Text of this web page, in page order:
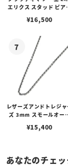
エリクス スタッド ピア
¥16,500
レザーズアンドトレジャ
ズ 3mm スモールオー
ブスタークラスプ＆LTロ
¥15,400
あなたのチェ